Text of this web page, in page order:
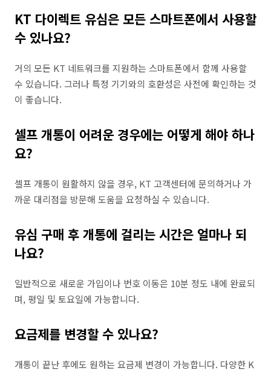
KT 다이렉트 유심은 모든 스마트폰에서 사용할
수 있나요?
거의 모든 KT 네트워크를 지원하는 스마트폰에서 함께 사용할
수 있습니다. 그러나 특정 기기와의 호환성은 사전에 확인하는 것
이 좋습니다.
셀프 개통이 어려운 경우에는 어떻게 해야 하나
요?
셀프 개통이 원활하지 않을 경우, KT 고객센터에 문의하거나 가
까운 대리점을 방문해 도움을 요청하실 수 있습니다.
유심 구매 후 개통에 걸리는 시간은 얼마나 되
나요?
일반적으로 새로운 가입이나 번호 이동은 10분 정도 내에 완료되
며, 평일 및 토요일에 가능합니다.
요금제를 변경할 수 있나요?
개통이 끝난 후에도 원하는 요금제 변경이 가능합니다. 다양한 K